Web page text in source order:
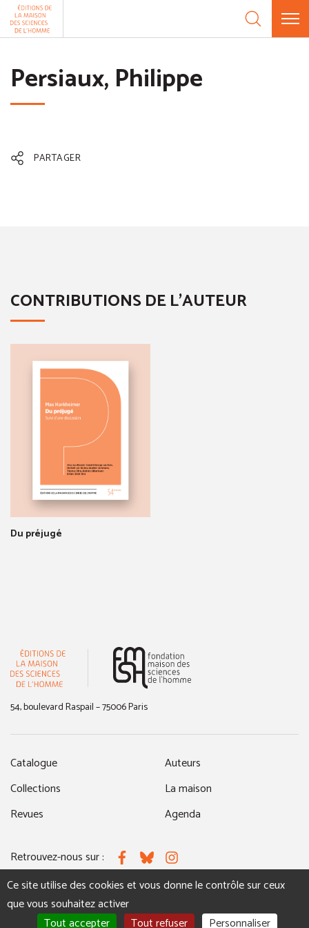
Aller au contenu
Persiaux, Philippe
PARTAGER
CONTRIBUTIONS DE L'AUTEUR
Du préjugé
54, boulevard Raspail – 75006 Paris
Catalogue
Collections
Revues
Auteurs
La maison
Agenda
Retrouvez-nous sur : FacebookBlueskyInstagram
MENTIONS LÉGALES NOUS CONTACTER
Panneau de gestion des cookies
Ce site utilise des cookies et vous donne le contrôle sur ceux
que vous souhaitez activer
Tout accepter
Tout refuser Personnaliser